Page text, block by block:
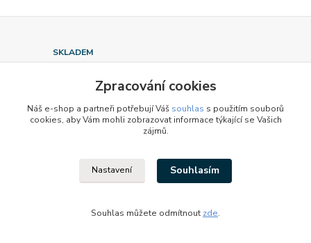
SKLADEM
90% zboží skladem
DODÁNÍ DO 24 HODIN
Při objednávce do 11:00
NEJLEPŠÍ CENY V ČR!
Držíme nejnižší ceny v ČR
Zpracování cookies
Náš e-shop a partneři potřebují Váš souhlas s použitím souborů
cookies, aby Vám mohli zobrazovat informace týkající se Vašich
zájmů.
Nastavení Souhlasím
Souhlas můžete odmítnout zde.